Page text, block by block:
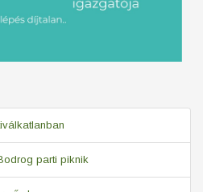
parti piknik